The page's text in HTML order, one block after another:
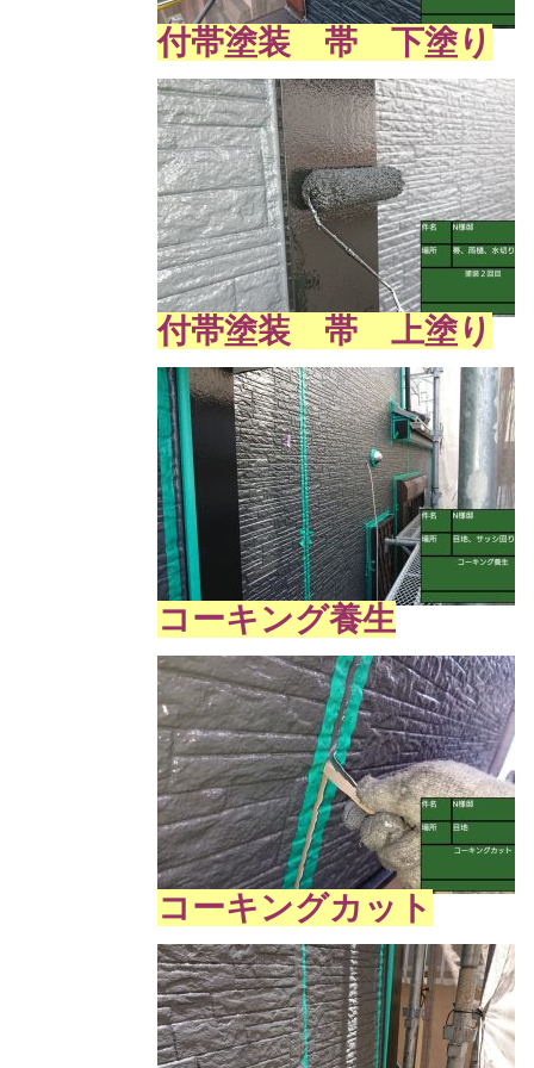
付帯塗装 帯 下塗り
付帯塗装 帯 上塗り
コーキング養生
コーキングカット